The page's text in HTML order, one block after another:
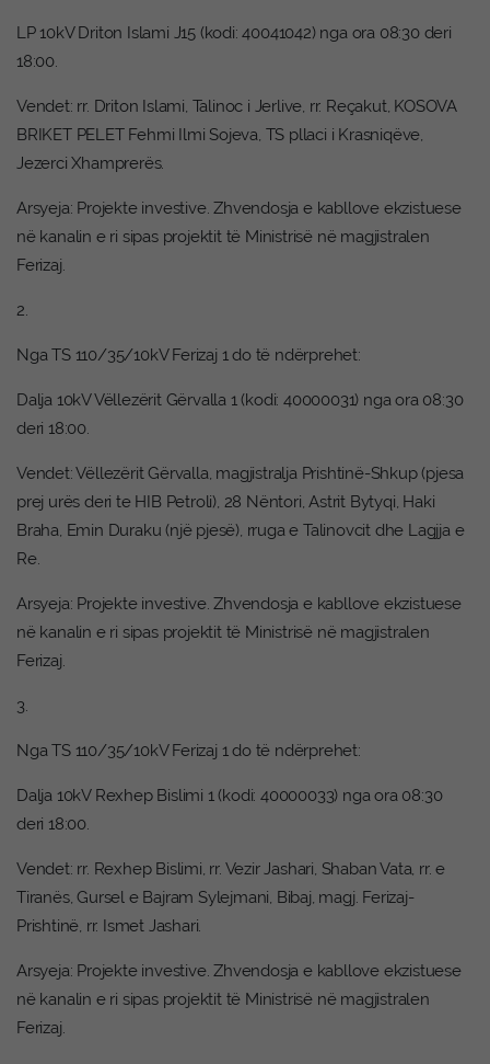
LP 10kV Driton Islami J15 (kodi: 40041042) nga ora 08:30 deri
18:00.
Vendet: rr. Driton Islami, Talinoc i Jerlive, rr. Reçakut, KOSOVA
BRIKET PELET Fehmi Ilmi Sojeva, TS pllaci i Krasniqëve,
Jezerci Xhamprerës.
Arsyeja: Projekte investive. Zhvendosja e kabllove ekzistuese
në kanalin e ri sipas projektit të Ministrisë në magjistralen
Ferizaj.
2.
Nga TS 110/35/10kV Ferizaj 1 do të ndërprehet:
Dalja 10kV Vëllezërit Gërvalla 1 (kodi: 40000031) nga ora 08:30
deri 18:00.
Vendet: Vëllezërit Gërvalla, magjistralja Prishtinë-Shkup (pjesa
prej urës deri te HIB Petroli), 28 Nëntori, Astrit Bytyqi, Haki
Braha, Emin Duraku (një pjesë), rruga e Talinovcit dhe Lagjja e
Re.
Arsyeja: Projekte investive. Zhvendosja e kabllove ekzistuese
në kanalin e ri sipas projektit të Ministrisë në magjistralen
Ferizaj.
3.
Nga TS 110/35/10kV Ferizaj 1 do të ndërprehet:
Dalja 10kV Rexhep Bislimi 1 (kodi: 40000033) nga ora 08:30
deri 18:00.
Vendet: rr. Rexhep Bislimi, rr. Vezir Jashari, Shaban Vata, rr. e
Tiranës, Gursel e Bajram Sylejmani, Bibaj, magj. Ferizaj-
Prishtinë, rr. Ismet Jashari.
Arsyeja: Projekte investive. Zhvendosja e kabllove ekzistuese
në kanalin e ri sipas projektit të Ministrisë në magjistralen
Ferizaj.